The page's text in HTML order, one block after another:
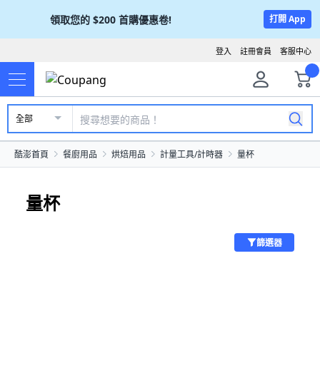
領取您的 $200 首購優惠卷! 打開 App
客服中心
註冊會員
登入
全部
酷澎首頁 餐廚用品 烘焙用品 計量工具/計時器 量杯
量杯
篩選器